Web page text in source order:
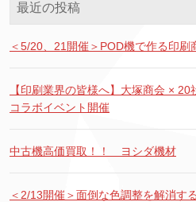
最近の投稿
＜5/20、21開催＞POD機で作る印刷
【印刷業界の皆様へ】大塚商会 ×
コラボイベント開催
中古機高価買取！！ ヨシダ機材
＜2/13開催＞面倒な色調整を解消す